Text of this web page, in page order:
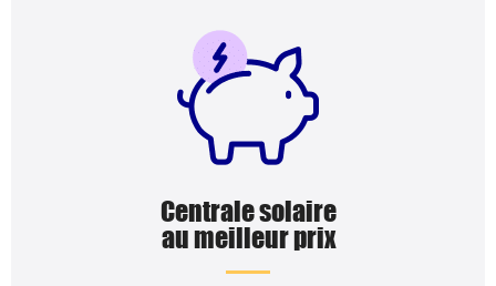
Centrale solaire
au meilleur prix